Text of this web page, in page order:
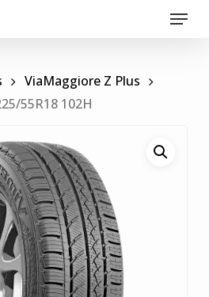
Menu
ViaMaggiore Z Plus
55R18 102H